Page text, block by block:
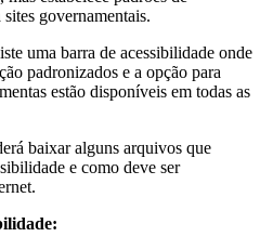
governamentais.
uma barra de acessibilidade onde
padronizados e a opção para
estão disponíveis em todas as
baixar alguns arquivos que
e como deve ser